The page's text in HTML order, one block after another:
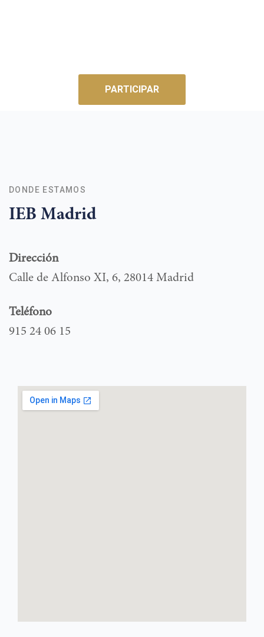
PARTICIPAR
DONDE ESTAMOS
IEB Madrid
Dirección
Calle de Alfonso XI, 6, 28014 Madrid
Teléfono
915 24 06 15